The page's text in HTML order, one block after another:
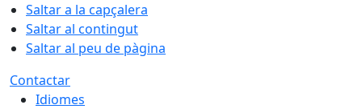
Saltar a la capçalera
Saltar al contingut
Saltar al peu de pàgina
Contactar
Idiomes